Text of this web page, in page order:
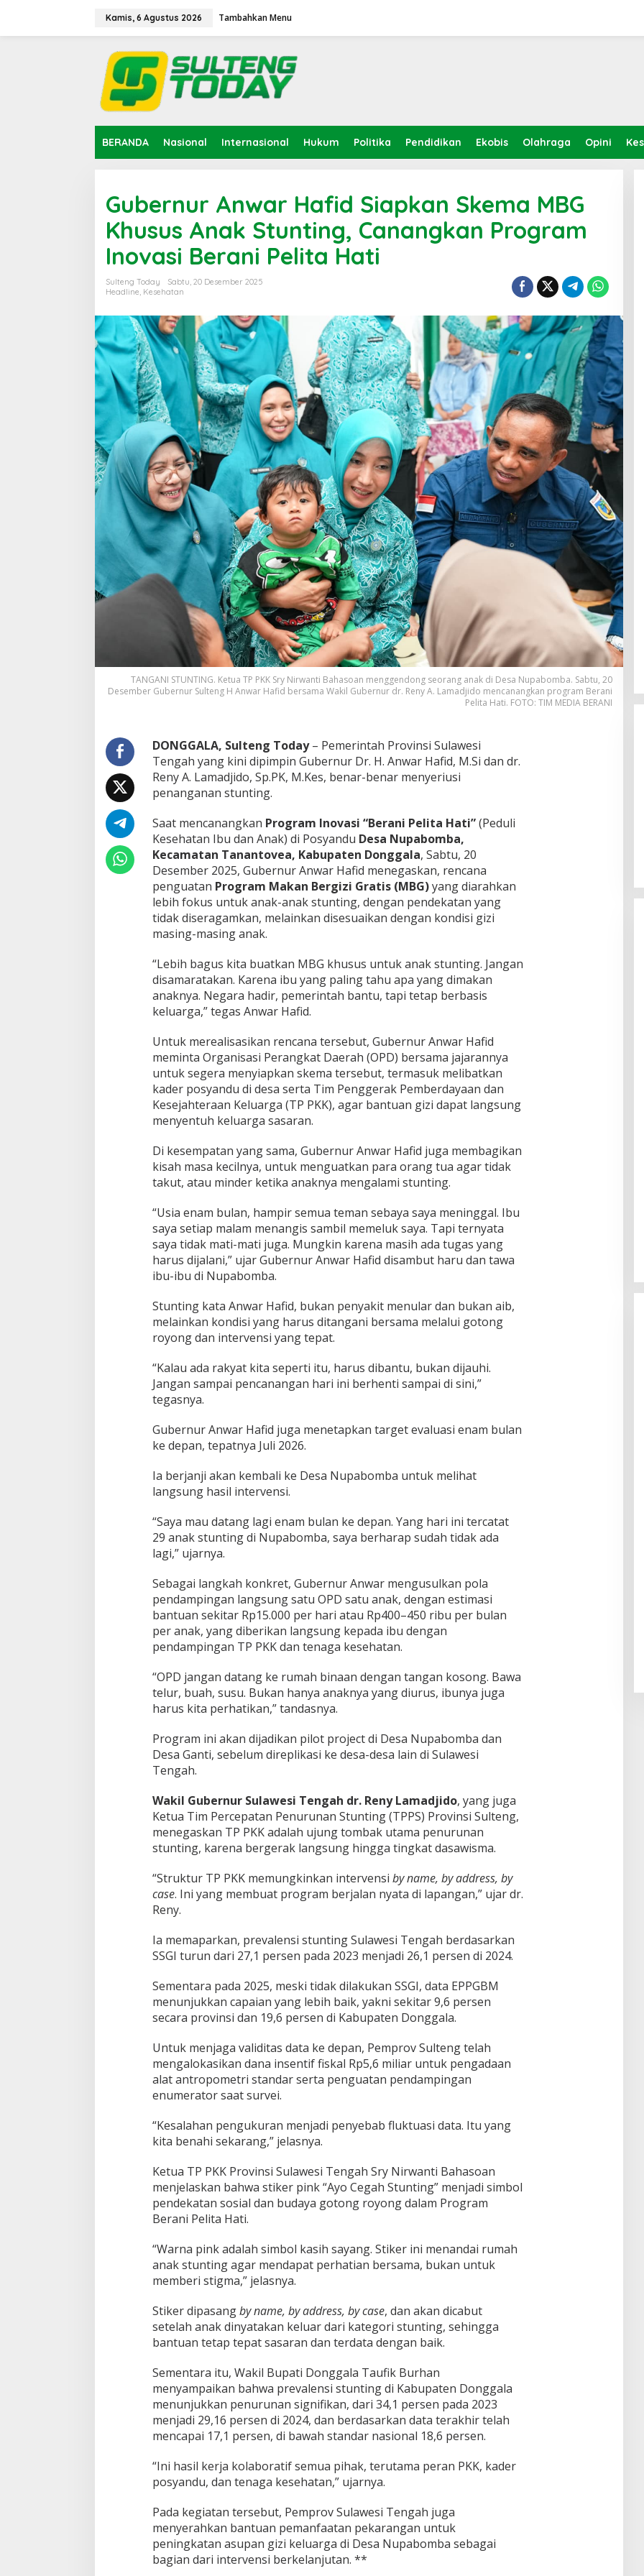
Kamis, 6 Agustus 2026 Tambahkan Menu
BERANDA Nasional Internasional Hukum Politika Pendidikan Ekobis Olahraga Opini
Gubernur Anwar Hafid Siapkan Skema MBG
Khusus Anak Stunting, Canangkan Program
Inovasi Berani Pelita Hati
Sulteng Today
Sabtu, 20 Desember 2025
Headline, Kesehatan
TANGANI STUNTING. Ketua TP PKK Sry Nirwanti Bahasoan menggendong seorang anak di Desa Nupabomba. Sabtu, 20
Desember Gubernur Sulteng H Anwar Hafid bersama Wakil Gubernur dr. Reny A. Lamadjido mencanangkan program Berani
Pelita Hati. FOTO: TIM MEDIA BERANI
DONGGALA, Sulteng Today– Pemerintah Provinsi Sulawesi
Tengah yang kini dipimpin Gubernur Dr. H. Anwar Hafid, M.Si dan dr.
Reny A. Lamadjido, Sp.PK, M.Kes, benar-benar menyeriusi
penanganan stunting.
Saat mencanangkan Program Inovasi “Berani Pelita Hati”(Peduli
Kesehatan Ibu dan Anak) di Posyandu Desa Nupabomba,
Kecamatan Tanantovea, Kabupaten Donggala, Sabtu, 20
Desember 2025, Gubernur Anwar Hafid menegaskan, rencana
penguatan Program Makan Bergizi Gratis (MBG)yang diarahkan
lebih fokus untuk anak-anak stunting, dengan pendekatan yang
tidak diseragamkan, melainkan disesuaikan dengan kondisi gizi
masing-masing anak.
“Lebih bagus kita buatkan MBG khusus untuk anak stunting. Jangan
disamaratakan. Karena ibu yang paling tahu apa yang dimakan
anaknya. Negara hadir, pemerintah bantu, tapi tetap berbasis
keluarga,” tegas Anwar Hafid.
Untuk merealisasikan rencana tersebut, Gubernur Anwar Hafid
meminta Organisasi Perangkat Daerah (OPD) bersama jajarannya
untuk segera menyiapkan skema tersebut, termasuk melibatkan
kader posyandu di desa serta Tim Penggerak Pemberdayaan dan
Kesejahteraan Keluarga (TP PKK), agar bantuan gizi dapat langsung
menyentuh keluarga sasaran.
Di kesempatan yang sama, Gubernur Anwar Hafid juga membagikan
kisah masa kecilnya, untuk menguatkan para orang tua agar tidak
takut, atau minder ketika anaknya mengalami stunting.
“Usia enam bulan, hampir semua teman sebaya saya meninggal. Ibu
saya setiap malam menangis sambil memeluk saya. Tapi ternyata
saya tidak mati-mati juga. Mungkin karena masih ada tugas yang
harus dijalani,” ujar Gubernur Anwar Hafid disambut haru dan tawa
ibu-ibu di Nupabomba.
Stunting kata Anwar Hafid, bukan penyakit menular dan bukan aib,
melainkan kondisi yang harus ditangani bersama melalui gotong
royong dan intervensi yang tepat.
“Kalau ada rakyat kita seperti itu, harus dibantu, bukan dijauhi.
Jangan sampai pencanangan hari ini berhenti sampai di sini,”
tegasnya.
Gubernur Anwar Hafid juga menetapkan target evaluasi enam bulan
ke depan, tepatnya Juli 2026.
Ia berjanji akan kembali ke Desa Nupabomba untuk melihat
langsung hasil intervensi.
“Saya mau datang lagi enam bulan ke depan. Yang hari ini tercatat
29 anak stunting di Nupabomba, saya berharap sudah tidak ada
lagi,” ujarnya.
Sebagai langkah konkret, Gubernur Anwar mengusulkan pola
pendampingan langsung satu OPD satu anak, dengan estimasi
bantuan sekitar Rp15.000 per hari atau Rp400–450 ribu per bulan
per anak, yang diberikan langsung kepada ibu dengan
pendampingan TP PKK dan tenaga kesehatan.
“OPD jangan datang ke rumah binaan dengan tangan kosong. Bawa
telur, buah, susu. Bukan hanya anaknya yang diurus, ibunya juga
harus kita perhatikan,” tandasnya.
Program ini akan dijadikan pilot project di Desa Nupabomba dan
Desa Ganti, sebelum direplikasi ke desa-desa lain di Sulawesi
Tengah.
Wakil Gubernur Sulawesi Tengah dr. Reny Lamadjido, yang juga
Ketua Tim Percepatan Penurunan Stunting (TPPS) Provinsi Sulteng,
menegaskan TP PKK adalah ujung tombak utama penurunan
stunting, karena bergerak langsung hingga tingkat dasawisma.
“Struktur TP PKK memungkinkan intervensi by name, by address, by
case. Ini yang membuat program berjalan nyata di lapangan,” ujar dr.
Reny.
Ia memaparkan, prevalensi stunting Sulawesi Tengah berdasarkan
SSGI turun dari 27,1 persen pada 2023 menjadi 26,1 persen di 2024.
Sementara pada 2025, meski tidak dilakukan SSGI, data EPPGBM
menunjukkan capaian yang lebih baik, yakni sekitar 9,6 persen
secara provinsi dan 19,6 persen di Kabupaten Donggala.
Untuk menjaga validitas data ke depan, Pemprov Sulteng telah
mengalokasikan dana insentif fiskal Rp5,6 miliar untuk pengadaan
alat antropometri standar serta penguatan pendampingan
enumerator saat survei.
“Kesalahan pengukuran menjadi penyebab fluktuasi data. Itu yang
kita benahi sekarang,” jelasnya.
Ketua TP PKK Provinsi Sulawesi Tengah Sry Nirwanti Bahasoan
menjelaskan bahwa stiker pink “Ayo Cegah Stunting” menjadi simbol
pendekatan sosial dan budaya gotong royong dalam Program
Berani Pelita Hati.
“Warna pink adalah simbol kasih sayang. Stiker ini menandai rumah
anak stunting agar mendapat perhatian bersama, bukan untuk
memberi stigma,” jelasnya.
Stiker dipasangby name, by address, by case, dan akan dicabut
setelah anak dinyatakan keluar dari kategori stunting, sehingga
bantuan tetap tepat sasaran dan terdata dengan baik.
Sementara itu, Wakil Bupati Donggala Taufik Burhan
menyampaikan bahwa prevalensi stunting di Kabupaten Donggala
menunjukkan penurunan signifikan, dari 34,1 persen pada 2023
menjadi 29,16 persen di 2024, dan berdasarkan data terakhir telah
mencapai 17,1 persen, di bawah standar nasional 18,6 persen.
“Ini hasil kerja kolaboratif semua pihak, terutama peran PKK, kader
posyandu, dan tenaga kesehatan,” ujarnya.
Pada kegiatan tersebut, Pemprov Sulawesi Tengah juga
menyerahkan bantuan pemanfaatan pekarangan untuk
peningkatan asupan gizi keluarga di Desa Nupabomba sebagai
bagian dari intervensi berkelanjutan. **
Momentum Harlah PKB ke-28,
Perempuan Bangsa Gelar Dua
Agenda Akbar Perkuat Mesin
Organisasi
Di Headline, Politika